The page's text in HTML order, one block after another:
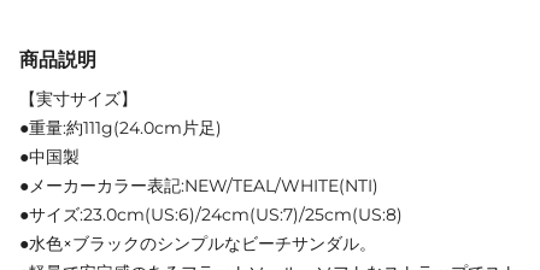
商品説明
【実寸サイズ】
●重量:約111g(24.0cm片足)
●中国製
●メーカーカラー表記:NEW/TEAL/WHITE(NTI)
●サイズ:23.0cm(US:6)/24cm(US:7)/25cm(US:8)
●水色×ブラックのシンプルなビーチサンダル。